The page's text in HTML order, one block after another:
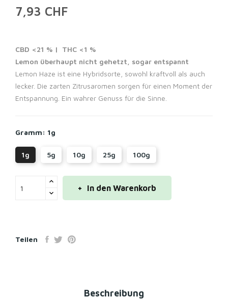
7,93 CHF
CBD <21 % | THC <1 %
Lemon überhaupt nicht gehetzt, sogar entspannt
Lemon Haze ist eine Hybridsorte, sowohl kraftvoll als auch
lecker. Die zarten Zitrusaromen sorgen für einen Moment der
Entspannung. Ein wahrer Genuss für die Sinne.
Gramm: 1g
1g 5g 10g 25g 100g
In den Warenkorb
Teilen
Beschreibung